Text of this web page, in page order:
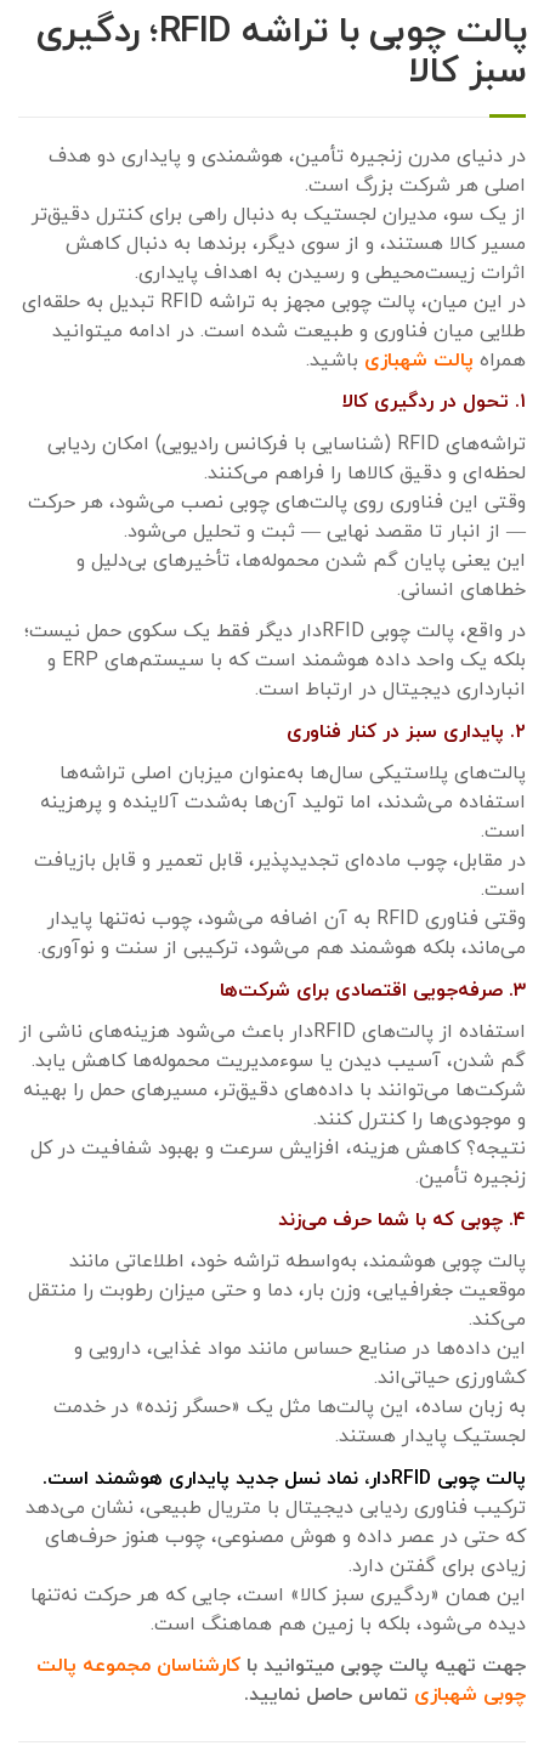
پالت چوبی با تراشه RFID؛ ردگیری
سبز کالا
در دنیای مدرن زنجیره تأمین، هوشمندی و پایداری دو هدف
اصلی هر شرکت بزرگ است.
از یک سو، مدیران لجستیک به دنبال راهی برای کنترل دقیق‌تر
مسیر کالا هستند، و از سوی دیگر، برندها به دنبال کاهش
اثرات زیست‌محیطی و رسیدن به اهداف پایداری.
در این میان، پالت چوبی مجهز به تراشه RFID تبدیل به حلقه‌ای
طلایی میان فناوری و طبیعت شده است. در ادامه میتوانید
همراه پالت شهبازی باشید.
۱. تحول در ردگیری کالا
تراشه‌های RFID (شناسایی با فرکانس رادیویی) امکان ردیابی
لحظه‌ای و دقیق کالاها را فراهم می‌کنند.
وقتی این فناوری روی پالت‌های چوبی نصب می‌شود، هر حرکت
— از انبار تا مقصد نهایی — ثبت و تحلیل می‌شود.
این یعنی پایان گم شدن محموله‌ها، تأخیرهای بی‌دلیل و
خطاهای انسانی.
در واقع، پالت چوبی RFIDدار دیگر فقط یک سکوی حمل نیست؛
بلکه یک واحد داده هوشمند است که با سیستم‌های ERP و
انبارداری دیجیتال در ارتباط است.
۲. پایداری سبز در کنار فناوری
پالت‌های پلاستیکی سال‌ها به‌عنوان میزبان اصلی تراشه‌ها
استفاده می‌شدند، اما تولید آن‌ها به‌شدت آلاینده و پرهزینه
است.
در مقابل، چوب ماده‌ای تجدیدپذیر، قابل تعمیر و قابل بازیافت
است.
وقتی فناوری RFID به آن اضافه می‌شود، چوب نه‌تنها پایدار
می‌ماند، بلکه هوشمند هم می‌شود، ترکیبی از سنت و نوآوری.
۳. صرفه‌جویی اقتصادی برای شرکت‌ها
استفاده از پالت‌های RFIDدار باعث می‌شود هزینه‌های ناشی از
گم شدن، آسیب دیدن یا سوءمدیریت محموله‌ها کاهش یابد.
شرکت‌ها می‌توانند با داده‌های دقیق‌تر، مسیرهای حمل را بهینه
و موجودی‌ها را کنترل کنند.
نتیجه؟ کاهش هزینه، افزایش سرعت و بهبود شفافیت در کل
زنجیره تأمین.
۴. چوبی که با شما حرف می‌زند
پالت چوبی هوشمند، به‌واسطه تراشه خود، اطلاعاتی مانند
موقعیت جغرافیایی، وزن بار، دما و حتی میزان رطوبت را منتقل
می‌کند.
این داده‌ها در صنایع حساس مانند مواد غذایی، دارویی و
کشاورزی حیاتی‌اند.
به زبان ساده، این پالت‌ها مثل یک «حسگر زنده» در خدمت
لجستیک پایدار هستند.
پالت چوبی RFIDدار، نماد نسل جدید پایداری هوشمند است.
ترکیب فناوری ردیابی دیجیتال با متریال طبیعی، نشان می‌دهد
که حتی در عصر داده و هوش مصنوعی، چوب هنوز حرف‌های
زیادی برای گفتن دارد.
این همان «ردگیری سبز کالا» است، جایی که هر حرکت نه‌تنها
دیده می‌شود، بلکه با زمین هم هماهنگ است.
جهت تهیه پالت چوبی میتوانید با کارشناسان مجموعه پالت
چوبی شهبازی تماس حاصل نمایید.